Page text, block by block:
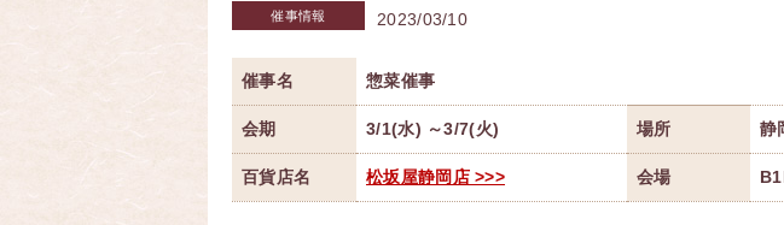
催事情報 2023/03/10
催事名 惣菜催事
会期 3/1(水) ～3/7(火) 場所 静
百貨店名 松坂屋静岡店 >>> 会場